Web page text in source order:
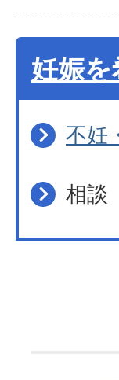
妊娠を
不妊
相談